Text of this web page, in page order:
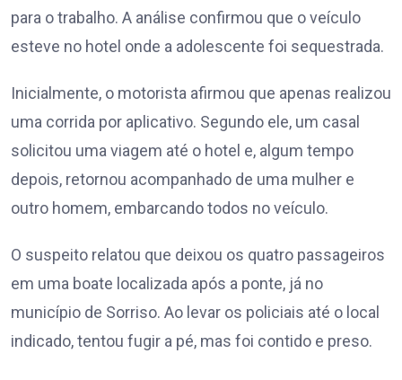
para o trabalho. A análise confirmou que o veículo
esteve no hotel onde a adolescente foi sequestrada.
Inicialmente, o motorista afirmou que apenas realizou
uma corrida por aplicativo. Segundo ele, um casal
solicitou uma viagem até o hotel e, algum tempo
depois, retornou acompanhado de uma mulher e
outro homem, embarcando todos no veículo.
O suspeito relatou que deixou os quatro passageiros
em uma boate localizada após a ponte, já no
município de Sorriso. Ao levar os policiais até o local
indicado, tentou fugir a pé, mas foi contido e preso.